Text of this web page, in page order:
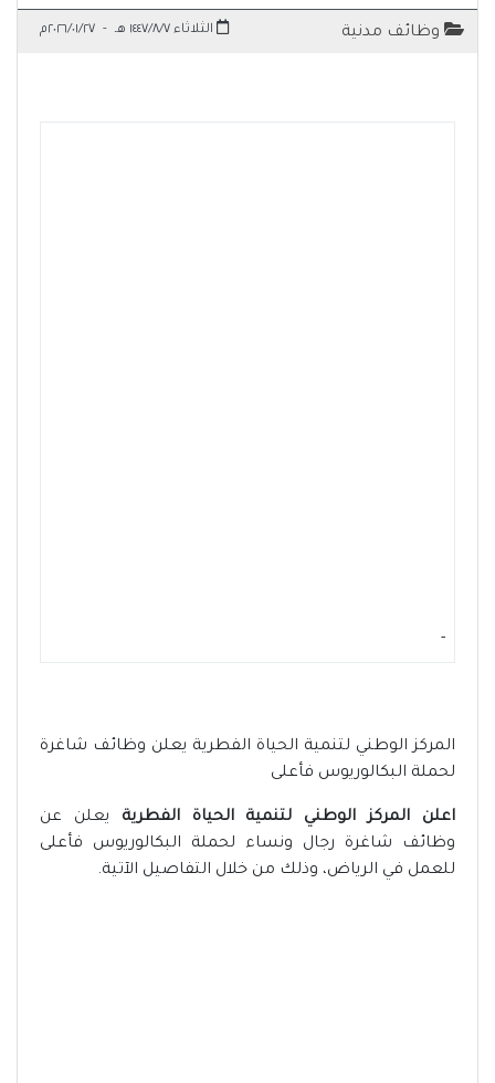
وظائف مدنية الثلاثاء ١٤٤٧/٨/٧ هـ - ٢٠٢٦/٠١/٢٧م
-
المركز الوطني لتنمية الحياة الفطرية يعلن وظائف شاغرة
لحملة البكالوريوس فأعلى
اعلن المركز الوطني لتنمية الحياة الفطرية يعلن عن
وظائف شاغرة رجال ونساء لحملة البكالوريوس فأعلى
للعمل في الرياض، وذلك من خلال التفاصيل الآتية.